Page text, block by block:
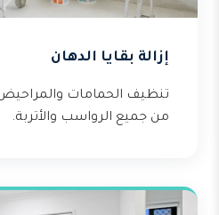
إزالة بقايا الدهان
تنظيف الحمامات
من جميع الرواسب والأتربة.